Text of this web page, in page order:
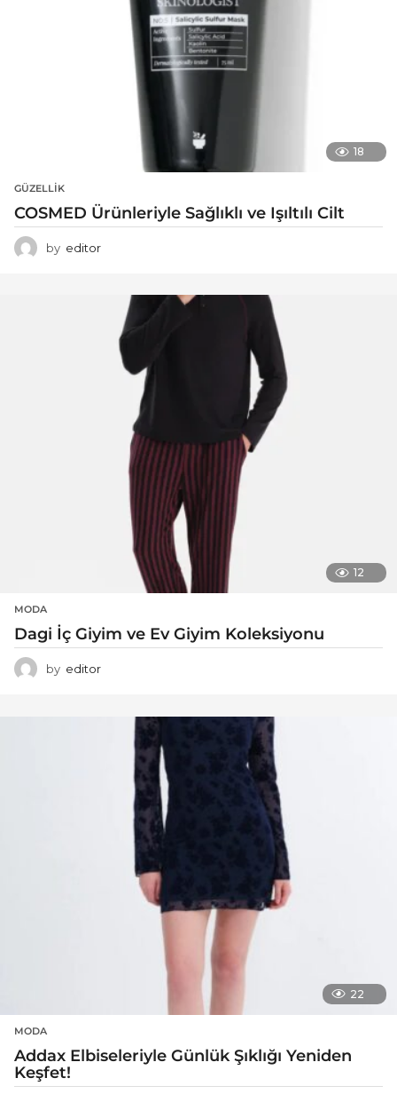
18
GÜZELLIK
COSMED Ürünleriyle Sağlıklı ve Işıltılı Cilt
by editor
12
MODA
Dagi İç Giyim ve Ev Giyim Koleksiyonu
by editor
22
MODA
Addax Elbiseleriyle Günlük Şıklığı Yeniden
Keşfet!